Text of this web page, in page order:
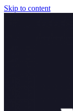
Skip to content